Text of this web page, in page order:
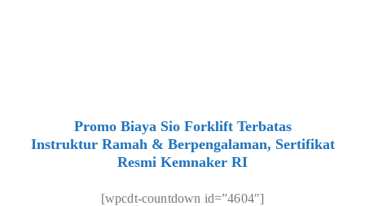
Promo Biaya Sio Forklift Terbatas
Instruktur Ramah & Berpengalaman, Sertifikat
Resmi Kemnaker RI
[wpcdt-countdown id=”4604″]